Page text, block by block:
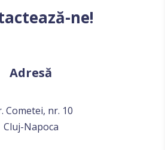
ne!
Adresă
Cometei, nr. 10
Cluj-Napoca